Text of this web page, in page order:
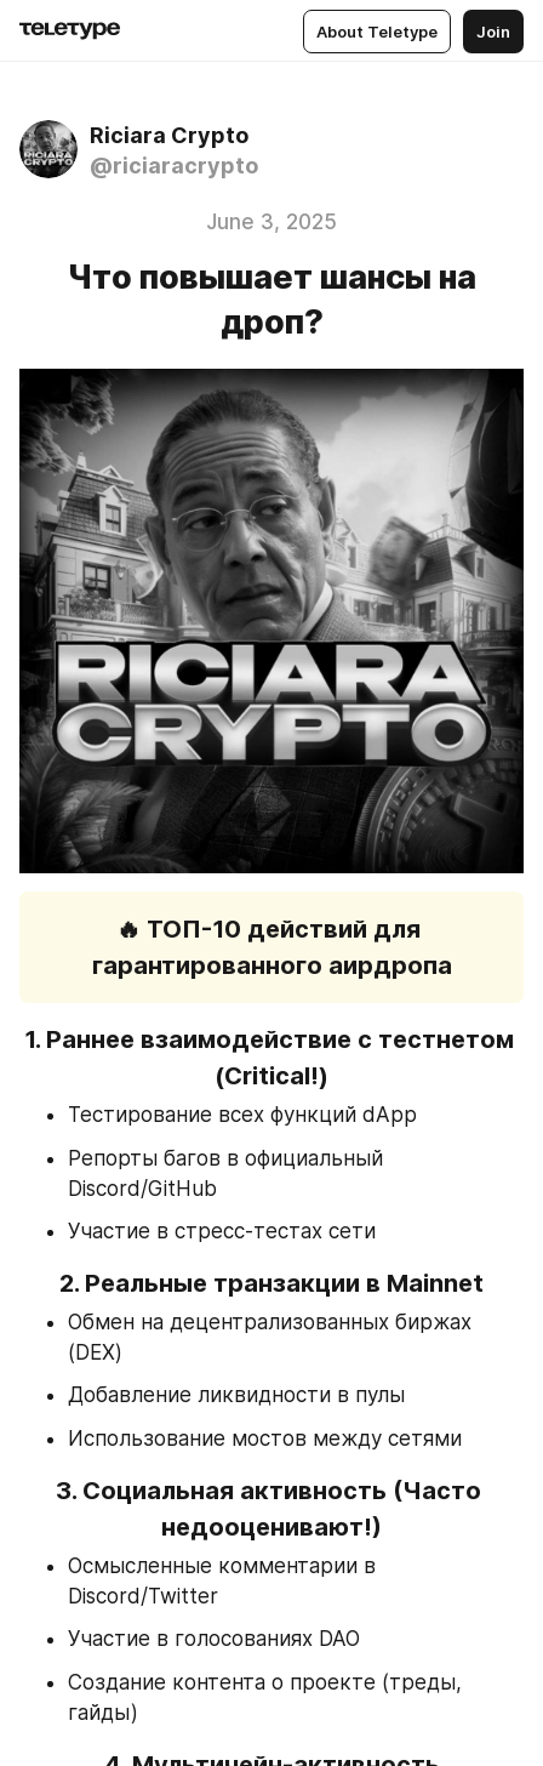
About Teletype Join
Riciara Crypto
@riciaracrypto
June 3, 2025
Что повышает шансы на
дроп?
🔥 ТОП-10 действий для
гарантированного аирдропа
1. Раннее взаимодействие с тестнетом
(Critical!)
Тестирование всех функций dApp
Репорты багов в официальный
Discord/GitHub
Участие в стресс-тестах сети
2. Реальные транзакции в Mainnet
Обмен на децентрализованных биржах
(DEX)
Добавление ликвидности в пулы
Использование мостов между сетями
3. Социальная активность (Часто
недооценивают!)
Осмысленные комментарии в
Discord/Twitter
Участие в голосованиях DAO
Создание контента о проекте (треды,
гайды)